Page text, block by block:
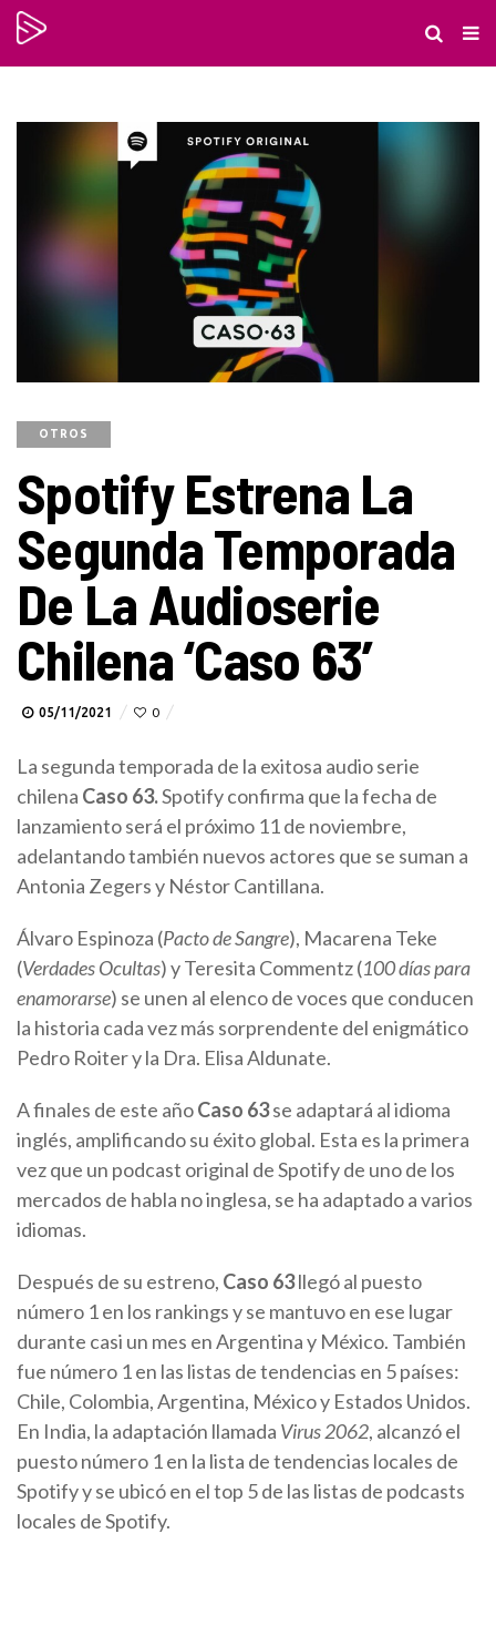
OTROS
Spotify Estrena La
Segunda Temporada
De La Audioserie
Chilena ‘Caso 63’
05/11/2021 0
La segunda temporada de la exitosa audio serie
chilena Caso 63.Spotify confirma que la fecha de
lanzamiento será el próximo 11 de noviembre,
adelantando también nuevos actores que se suman a
Antonia Zegers y Néstor Cantillana.
Álvaro Espinoza (Pacto de Sangre), Macarena Teke
(Verdades Ocultas) y Teresita Commentz (100 días para
enamorarse) se unen al elenco de voces que conducen
la historia cada vez más sorprendente del enigmático
Pedro Roiter y la Dra. Elisa Aldunate.
A finales de este añoCaso 63se adaptará al idioma
inglés, amplificando su éxito global. Esta es la primera
vez que un podcast original de Spotify de uno de los
mercados de habla no inglesa, se ha adaptado a varios
idiomas.
Después de su estreno, Caso 63llegó al puesto
número 1 en los rankings y se mantuvo en ese lugar
durante casi un mes en Argentina y México. También
fue número 1 en las listas de tendencias en 5 países:
Chile, Colombia, Argentina, México y Estados Unidos.
En India, la adaptación llamada Virus 2062, alcanzó el
puesto número 1 en la lista de tendencias locales de
Spotify y se ubicó en el top 5 de las listas de podcasts
locales de Spotify.